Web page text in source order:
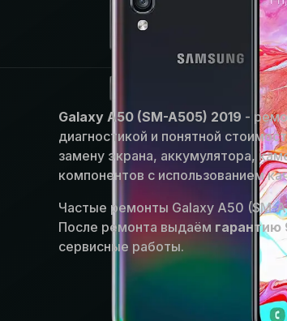
Galaxy A50 (SM-A505) 2019 -
диагностикой и понятной
замену экрана, аккумулятора,
компонентов с использованием
Частые ремонты Galaxy A50 (SM-
После ремонта выдаём гарантию
сервисные работы.